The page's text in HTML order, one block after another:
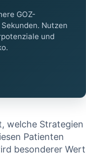
GOZ-
Nutzen
und
welche Strategien⁢
Patienten
besonderer‌ Wert